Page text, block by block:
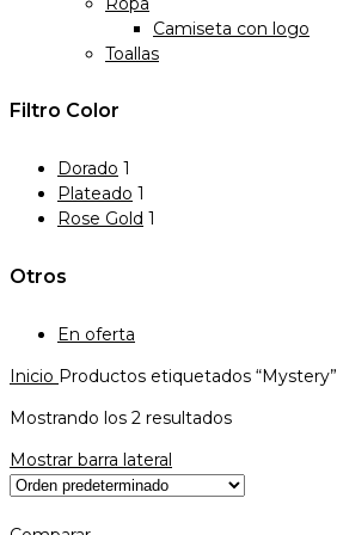
Camiseta con logo
Toallas
Filtro Color
Dorado 1
Plateado 1
Rose Gold 1
Otros
En oferta
Inicio Productos etiquetados “Mystery”
Mostrando los 2 resultados
Mostrar barra lateral